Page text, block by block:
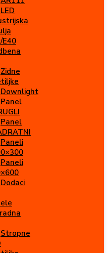
LED
E40
Zidne
Downlight
Panel
Panel
Paneli
Paneli
Dodaci
Stropne